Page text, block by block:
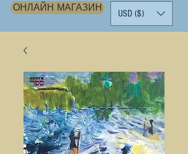
ОНЛАЙН МАГАЗИН
USD ($)